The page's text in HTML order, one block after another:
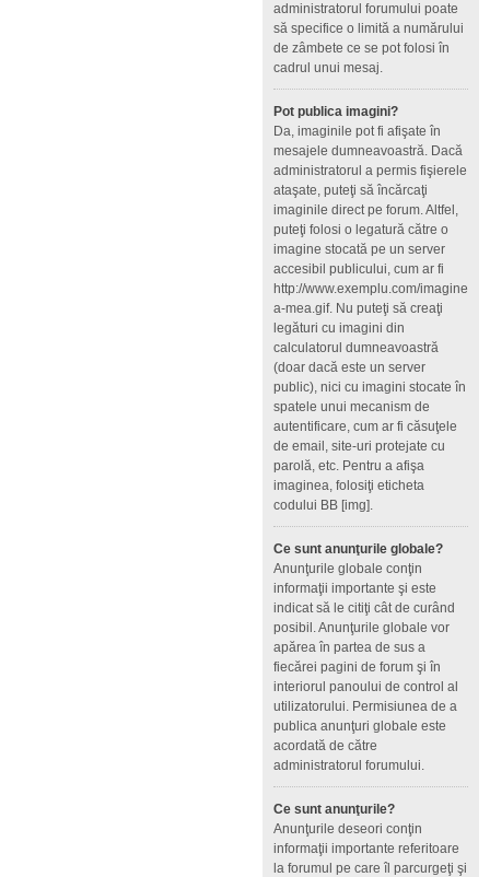
administratorul forumului poate
să specifice o limită a numărului
de zâmbete ce se pot folosi în
cadrul unui mesaj.
Pot publica imagini?
Da, imaginile pot fi afişate în
mesajele dumneavoastră. Dacă
administratorul a permis fişierele
ataşate, puteţi să încărcaţi
imaginile direct pe forum. Altfel,
puteţi folosi o legatură către o
imagine stocată pe un server
accesibil publicului, cum ar fi
http://www.exemplu.com/imagine
a-mea.gif. Nu puteţi să creaţi
legături cu imagini din
calculatorul dumneavoastră
(doar dacă este un server
public), nici cu imagini stocate în
spatele unui mecanism de
autentificare, cum ar fi căsuţele
de email, site-uri protejate cu
parolă, etc. Pentru a afişa
imaginea, folosiţi eticheta
codului BB [img].
Ce sunt anunţurile globale?
Anunţurile globale conţin
informaţii importante şi este
indicat să le citiţi cât de curând
posibil. Anunţurile globale vor
apărea în partea de sus a
fiecărei pagini de forum şi în
interiorul panoului de control al
utilizatorului. Permisiunea de a
publica anunţuri globale este
acordată de către
administratorul forumului.
Ce sunt anunţurile?
Anunţurile deseori conţin
informaţii importante referitoare
la forumul pe care îl parcurgeţi şi